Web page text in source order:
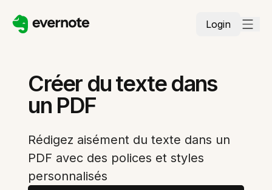
Login
Créer du texte dans
un PDF
Rédigez aisément du texte dans un
PDF avec des polices et styles
personnalisés